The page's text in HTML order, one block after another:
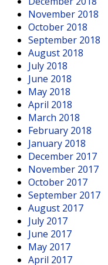
November 2018
October 2018
September 2018
August 2018
July 2018
June 2018
May 2018
April 2018
March 2018
February 2018
January 2018
December 2017
November 2017
October 2017
September 2017
August 2017
July 2017
June 2017
May 2017
April 2017